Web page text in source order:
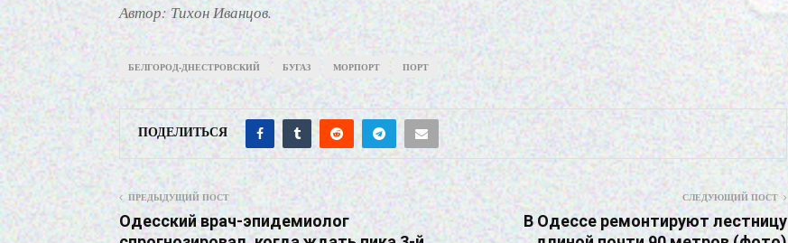
Автор: Тихон Иванцов.
БЕЛГОРОД-ДНЕСТРОВСКИЙ БУГАЗ МОРПОРТ ПОРТ
ПОДЕЛИТЬСЯ
ПРЕДЫДУЩИЙ ПОСТ
Одесский врач-эпидемиолог
СЛЕДУЮЩИЙ ПОСТ
В Одессе ремонтируют лестницу